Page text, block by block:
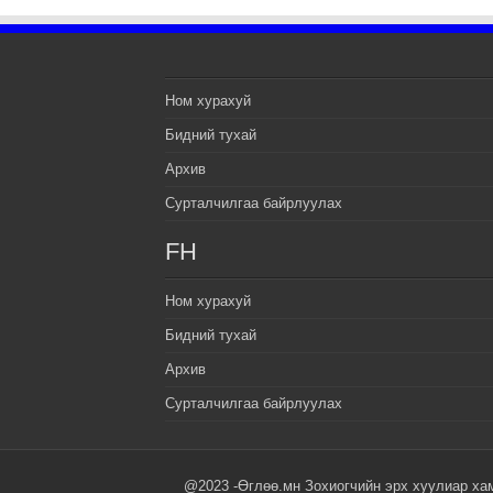
Ном хурахуй
Бидний тухай
Архив
Сурталчилгаа байрлуулах
FH
Ном хурахуй
Бидний тухай
Архив
Сурталчилгаа байрлуулах
@2023 -Өглөө.мн Зохиогчийн эрх хуулиар